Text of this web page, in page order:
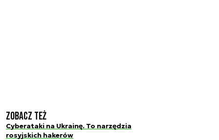
Zobacz też
Cyberataki na Ukrainę. To narzędzia
rosyjskich hakerów